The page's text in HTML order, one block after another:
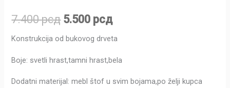
7.400рсд 5.500 рсд
Konstrukcija od bukovog drveta
Boje: svetli hrast,tamni hrast,bela
Dodatni materijal: mebl štof u svim bojama,po želji kupca